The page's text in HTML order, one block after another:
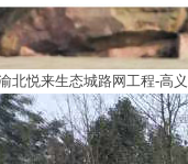
北悦来生态城路网工程-高